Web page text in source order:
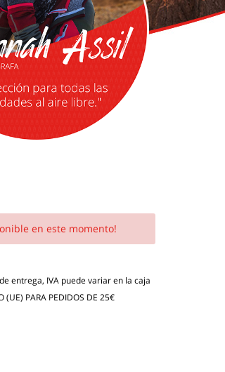
en este momento!
entrega, IVA puede variar en la caja
(UE) PARA PEDIDOS DE 25€